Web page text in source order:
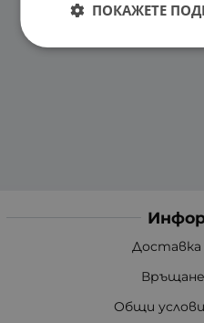
Доставка
Връщане
Общи
ПОКАЖЕТЕ